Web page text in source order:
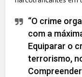
“O crime
com a
Equiparar o
terrorismo,